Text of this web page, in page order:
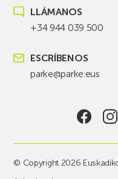
LLÁMANOS
+34 944 039 500
ESCRÍBENOS
parke@parke.eus
© Copyright 2026